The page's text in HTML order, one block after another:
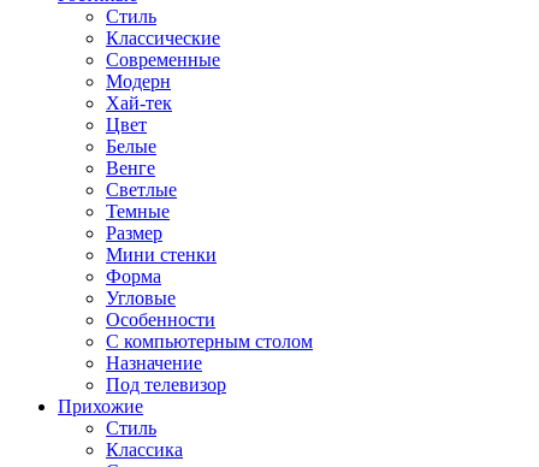
Стиль
Классические
Современные
Модерн
Хай-тек
Цвет
Белые
Венге
Светлые
Темные
Размер
Мини стенки
Форма
Угловые
Особенности
С компьютерным столом
Назначение
Под телевизор
Прихожие
Стиль
Классика